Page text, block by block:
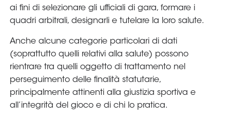
ai fini di selezionare gli ufficiali di gara, formare i
quadri arbitrali, designarli e tutelare la loro salute.
Anche alcune categorie particolari di dati
(soprattutto quelli relativi alla salute) possono
rientrare tra quelli oggetto di trattamento nel
perseguimento delle finalità statutarie,
principalmente attinenti alla giustizia sportiva e
all’integrità del gioco e di chi lo pratica.